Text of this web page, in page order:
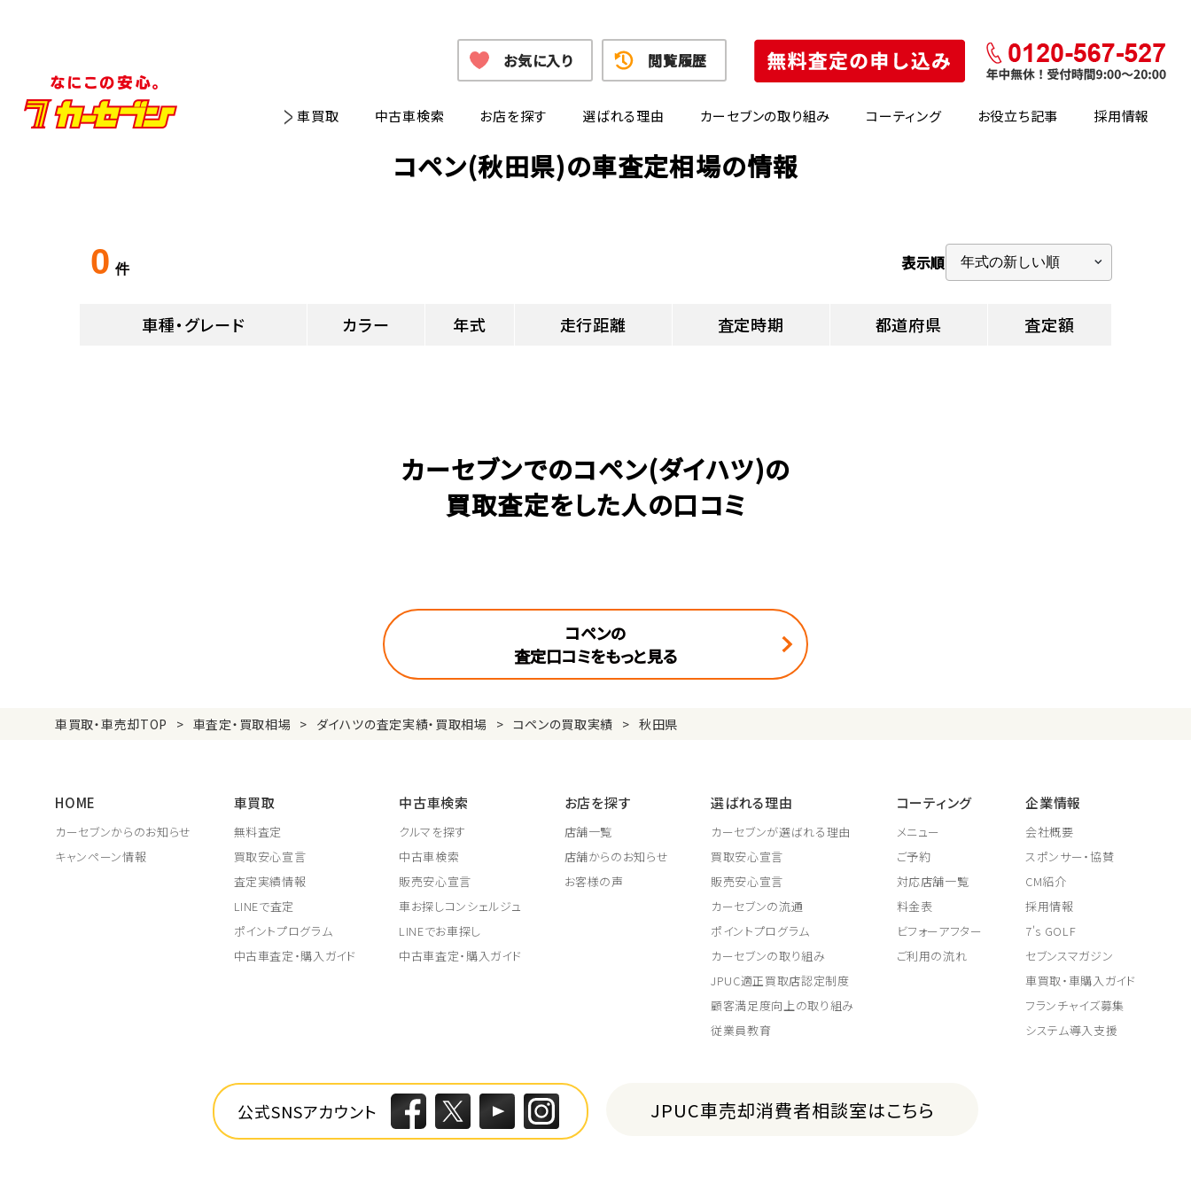
車買取 中古車検索 お店を探す 選ばれる理由 カーセブンの取り組み コーティング お役立ち記事 採用情報
お気に入り 閲覧履歴
コペン(秋田県)の車査定相場の情報
0 件 表示順
車種・グレード カラー 年式 走行距離 査定時期 都道府県 査定額
カーセブンでのコペン(ダイハツ)の
買取査定をした人の口コミ
コペンの
査定口コミをもっと見る
車買取・車売却TOP 車査定・買取相場 ダイハツの査定実績・買取相場 コペンの買取実績 秋田県
HOME
カーセブンからのお知らせ
キャンペーン情報
車買取
無料査定
買取安心宣言
査定実績情報
LINEで査定
ポイントプログラム
中古車査定・購入ガイド
中古車検索
クルマを探す
中古車検索
販売安心宣言
車お探しコンシェルジュ
LINEでお車探し
中古車査定・購入ガイド
お店を探す
店舗一覧
店舗からのお知らせ
お客様の声
選ばれる理由
カーセブンが選ばれる理由
買取安心宣言
販売安心宣言
カーセブンの流通
ポイントプログラム
カーセブンの取り組み
JPUC適正買取店認定制度
顧客満足度向上の取り組み
従業員教育
コーティング
メニュー
ご予約
対応店舗一覧
料金表
ビフォーアフター
ご利用の流れ
企業情報
会社概要
スポンサー・協賛
CM紹介
採用情報
7's GOLF
セブンスマガジン
車買取・車購入ガイド
フランチャイズ募集
システム導入支援
公式SNSアカウント JPUC車売却消費者相談室はこちら